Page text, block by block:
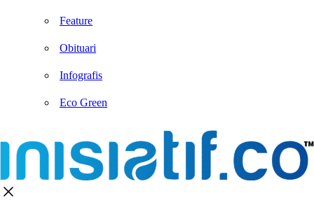
Feature
Obituari
Infografis
Eco Green